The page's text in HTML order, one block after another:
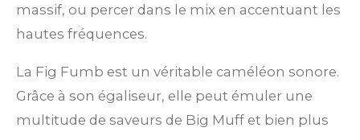
massif, ou percer dans le mix en accentuant les
hautes fréquences.
La Fig Fumb est un véritable caméléon sonore.
Grâce à son égaliseur, elle peut émuler une
multitude de saveurs de Big Muff et bien plus